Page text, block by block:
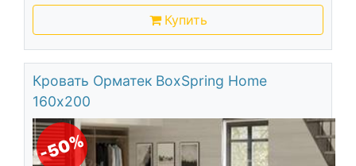
Купить
Кровать Орматек BoxSpring Home
160х200
-50%